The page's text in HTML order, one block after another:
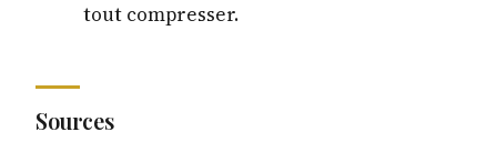
tout compresser.
Sources